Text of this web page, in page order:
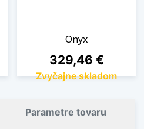
Onyx
Cena
329,46 €
Zvyčajne skladom
Parametre tovaru